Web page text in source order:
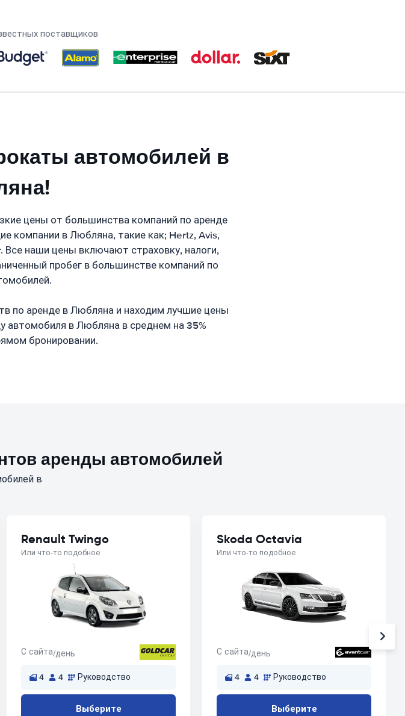
поставщиков
автомобилей в
цены от большинства компаний по аренде
компании в Любляна, такие как; Hertz, Avis,
Все наши цены включают страховку, налоги,
пробег в большинстве компаний по
по аренде в Любляна и находим лучшие цены
автомобиля в Любляна в среднем на 35%
бронировании.
аренды автомобилей
в
Renault Twingo
Или что-то подобное
С сайта/день
4 4 Руководство
Выберите
Skoda Octavia
Или что-то подобное
С сайта/день
4 4 Руководство
Выберите